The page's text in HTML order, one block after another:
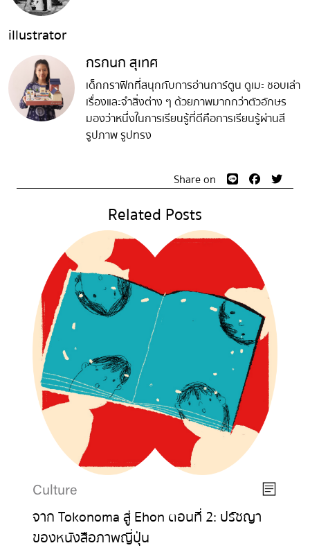
illustrator
กรกนก สุเทศ
เด็กกราฟิกที่สนุกกับการอ่านการ์ตูน ดูเมะ ชอบเล่า
เรื่องและจำสิ่งต่าง ๆ ด้วยภาพมากกว่าตัวอักษร
มองว่าหนึ่งในการเรียนรู้ที่ดีคือการเรียนรู้ผ่านสี
รูปภาพ รูปทรง
Share on
Related Posts
Culture
จาก Tokonoma สู่ Ehon ตอนที่ 2: ปรัชญา
ของหนังสือภาพญี่ปุ่น